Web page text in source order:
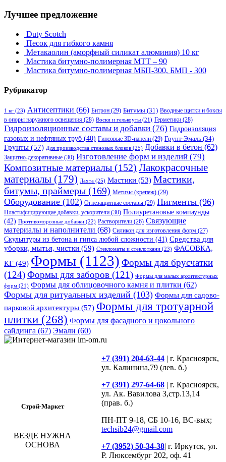
Лучшее предложение
Duty Scotch
Песок для гибкого камня
Метакаолин (аморфный силикат алюминия) 10 кг
Мастика битумно-полимерная МТТ – 90
Мастика битумно-полимерная МБП-300, БМП - 300
Рубрикатор
1 кг (23) Антисептики (66) Битрон (29) Битумы (31) Вводные щитки и боксы
в опоры наружного освещения (28) Воски и гелькоуты (21) Герметики (28)
Гидроизоляционные составы и добавки (76) Гидроизоляция
газовых и нефтяных труб (40) Гипсовые 3D-панели (29) Грунт-Эмаль (34)
Грунты (57) Для производства стеновых блоков (25) Добавки в бетон (62)
Защитно-декоративные (30) Изготовление форм и изделий (79)
Композитные материалы (152) Лакокрасочные
материалы (179) Лахта (25) Мастики (53) Мастики,
битумы, праймеры (169) Метизы (крепеж) (29)
Оборудование (102) Огнезащитные составы (29) Пигменты (96)
Пластифицирующие добавки, ускорители (30) Полиуретановые компаунды
(42) Противоморозные добавки (22) Растворители (26) Связующие
материалы и наполнители (68) Силикон для изготовления форм (27)
Скульптуры из бетона и гипса любой сложности (41) Средства для
уборки, мытья, чистки (59) Стекломаты и стеклоткани (23) ФАСОВКА,
КГ (49) Формы (1123) Формы для брусчатки
(124)Формы для заборов (121) Формы для малых архитектурных
форм (21) Формы для облицовочного камня и плитки (62)
Формы для ритуальных изделий (103) Формы для садово-
парковой архитектуры (57) Формы для тротуарной
плитки (268) Формы для фасадного и цокольного
сайдинга (67) Эмали (60)
Строй-Маркет
ВЕЗДЕ НУЖНА
ОСНОВА
+7 (391) 204-63-44 | г. Красноярск,
ул. Калинина,79 (лев. б.)
+7 (391) 297-64-68 | г. Красноярск,
ул. Ак. Вавилова 3,стр.13,14
(прав. б.)
ПН-ПТ 9-18, СБ 10-16, ВС-вых;
techsib24@gmail.com
+7 (3952) 50-34-38| г. Иркутск, ул.
Р. Люксембург 202, оф. 41